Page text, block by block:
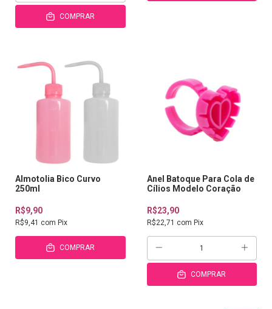
COMPRAR
Almotolia Bico Curvo
250ml
R$9,90
R$9,41 com Pix
COMPRAR
Anel Batoque Para Cola de
Cílios Modelo Coração
R$23,90
R$22,71 com Pix
COMPRAR